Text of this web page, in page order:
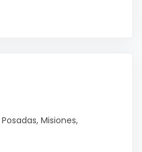
Posadas, Misiones,